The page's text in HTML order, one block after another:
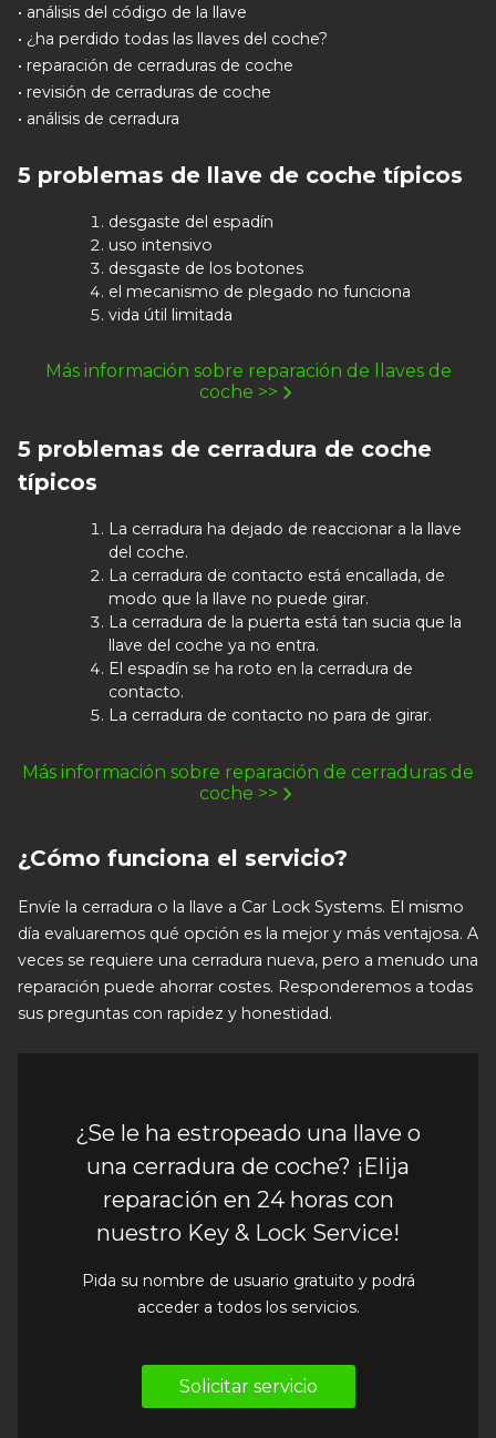
• análisis del código de la llave
• ¿ha perdido todas las llaves del coche?
• reparación de cerraduras de coche
• revisión de cerraduras de coche
• análisis de cerradura
5 problemas de llave de coche típicos
desgaste del espadín
uso intensivo
desgaste de los botones
el mecanismo de plegado no funciona
vida útil limitada
Más información sobre reparación de llaves de
coche >>
5 problemas de cerradura de coche
típicos
La cerradura ha dejado de reaccionar a la llave
del coche.
La cerradura de contacto está encallada, de
modo que la llave no puede girar.
La cerradura de la puerta está tan sucia que la
llave del coche ya no entra.
El espadín se ha roto en la cerradura de
contacto.
La cerradura de contacto no para de girar.
Más información sobre reparación de cerraduras de
coche >>
¿Cómo funciona el servicio?
Envíe la cerradura o la llave a Car Lock Systems. El mismo
día evaluaremos qué opción es la mejor y más ventajosa. A
veces se requiere una cerradura nueva, pero a menudo una
reparación puede ahorrar costes. Responderemos a todas
sus preguntas con rapidez y honestidad.
¿Se le ha estropeado una llave o
una cerradura de coche? ¡Elija
reparación en 24 horas con
nuestro Key & Lock Service!
Pida su nombre de usuario gratuito y podrá
acceder a todos los servicios.
Solicitar servicio